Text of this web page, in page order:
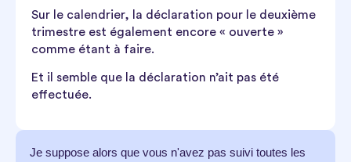
Sur le calendrier, la déclaration pour le deuxième
trimestre est également encore « ouverte »
comme étant à faire.
Et il semble que la déclaration n’ait pas été
effectuée.
Je suppose alors que vous n'avez pas suivi toutes les